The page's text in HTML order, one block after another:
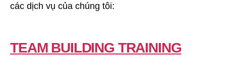
các dịch vụ của chúng tôi:
TEAM BUILDING TRAINING